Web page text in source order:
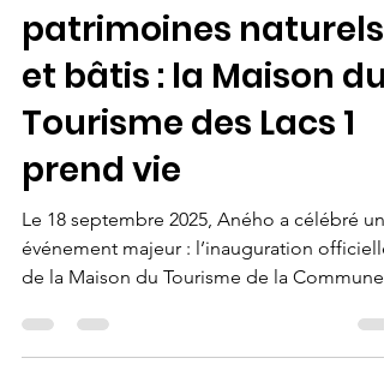
Valorisation des
patrimoines naturels
et bâtis : la Maison du
Tourisme des Lacs 1
prend vie
Le 18 septembre 2025, Aného a célébré un
de la Maison du Tourisme de la Commune
des Lacs 1 ,...